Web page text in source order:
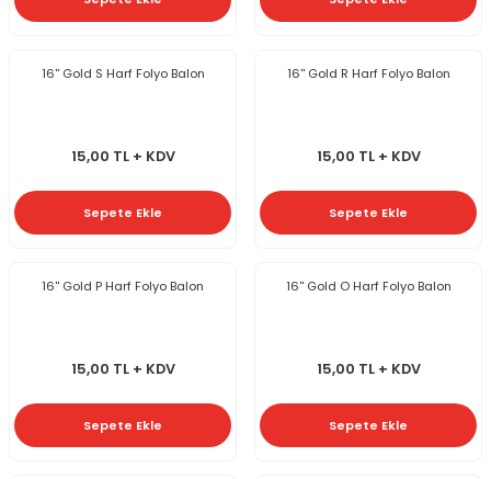
16'' Gold S Harf Folyo Balon
15,00 TL + KDV
Sepete Ekle
16'' Gold R Harf Folyo Balon
15,00 TL + KDV
Sepete Ekle
16'' Gold P Harf Folyo Balon
15,00 TL + KDV
Sepete Ekle
16'' Gold O Harf Folyo Balon
15,00 TL + KDV
Sepete Ekle